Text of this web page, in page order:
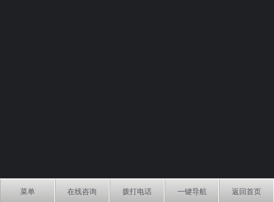
菜单 在线咨询 拨打电话 一键导航 返回首页